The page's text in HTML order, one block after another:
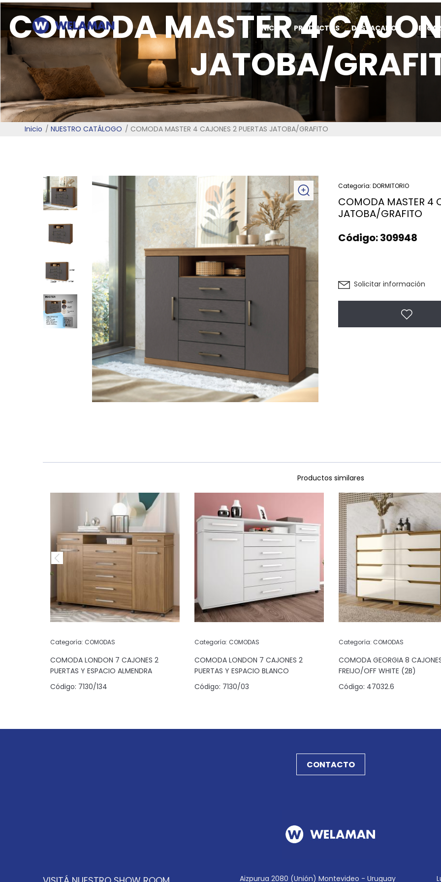
INICIO PRODUCTOS DESTACADOS
COMODA MASTER 4
JATOBA/
Inicio NUESTRO CATÁLOGO COMODA MASTER 4 CAJONES 2 PUERTAS JATOBA/GRAFITO
Categoría: DORMITORIO
COMODA MASTER 4
JATOBA/GRAFITO
Código:309948
Solicitar información
Productos similares
Categoría: COMODAS
COMODA LONDON 7 CAJONES 2
PUERTAS Y ESPACIO ALMENDRA
Código: 7130/134
Categoría: COMODAS
COMODA LONDON 7 CAJONES 2
PUERTAS Y ESPACIO BLANCO
Código: 7130/03
Categoría: COMODAS
COMODA GEORGIA 8
FREIJO/OFF WHITE (2B)
Código: 47032.6
CONTACTO
Aizpurua 2080 (Unión) Montevideo - Uruguay